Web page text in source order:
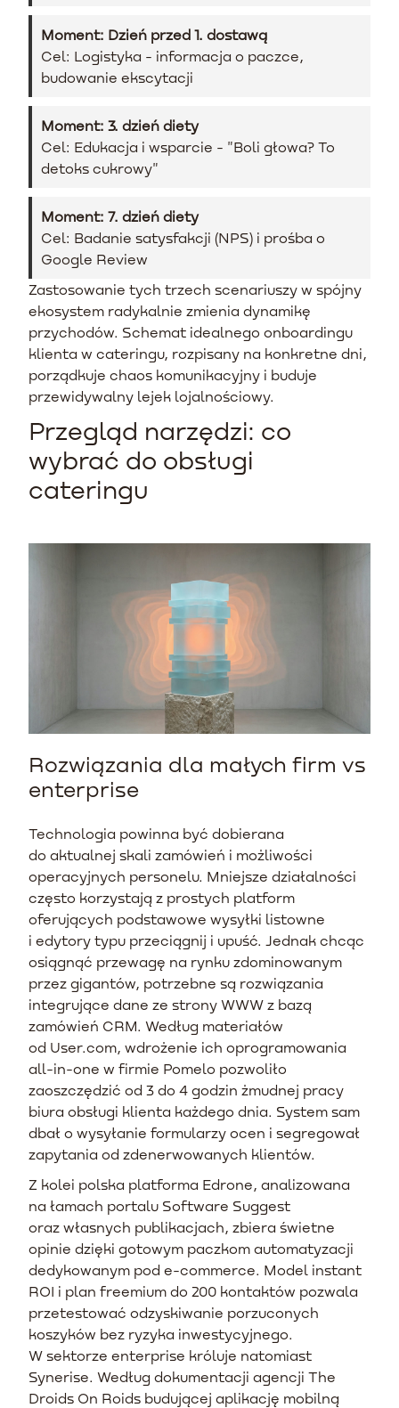
Moment: Dzień przed 1. dostawą
Cel: Logistyka - informacja o paczce,
budowanie ekscytacji
Moment: 3. dzień diety
Cel: Edukacja i wsparcie - "Boli głowa? To
detoks cukrowy"
Moment: 7. dzień diety
Cel: Badanie satysfakcji (NPS) i prośba o
Google Review
Zastosowanie tych trzech scenariuszy w spójny
ekosystem radykalnie zmienia dynamikę
przychodów. Schemat idealnego onboardingu
klienta w cateringu, rozpisany na konkretne dni,
porządkuje chaos komunikacyjny i buduje
przewidywalny lejek lojalnościowy.
Przegląd narzędzi: co
wybrać do obsługi
cateringu
Rozwiązania dla małych firm vs
enterprise
Technologia powinna być dobierana
do aktualnej skali zamówień i możliwości
operacyjnych personelu. Mniejsze działalności
często korzystają z prostych platform
oferujących podstawowe wysyłki listowne
i edytory typu przeciągnij i upuść. Jednak chcąc
osiągnąć przewagę na rynku zdominowanym
przez gigantów, potrzebne są rozwiązania
integrujące dane ze strony WWW z bazą
zamówień CRM. Według materiałów
od User.com, wdrożenie ich oprogramowania
all-in-one w firmie Pomelo pozwoliło
zaoszczędzić od 3 do 4 godzin żmudnej pracy
biura obsługi klienta każdego dnia. System sam
dbał o wysyłanie formularzy ocen i segregował
zapytania od zdenerwowanych klientów.
Z kolei polska platforma Edrone, analizowana
na łamach portalu Software Suggest
oraz własnych publikacjach, zbiera świetne
opinie dzięki gotowym paczkom automatyzacji
dedykowanym pod e-commerce. Model instant
ROI i plan freemium do 200 kontaktów pozwala
przetestować odzyskiwanie porzuconych
koszyków bez ryzyka inwestycyjnego.
W sektorze enterprise króluje natomiast
Synerise. Według dokumentacji agencji The
Droids On Roids budującej aplikację mobilną